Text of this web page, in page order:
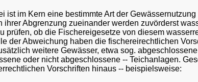
ist im Kern eine bestimmte Art der
ihrer Abgrenzung zueinander werden zuvörderst
prüfen, ob die Fischereigesetze von diesem
der Abweichung haben die fischereirechtlichen
weitere Gewässer, etwa sog.
oder nicht abgeschlossene -- Teichanlagen.
Vorschriften hinaus -- beispielsweise: